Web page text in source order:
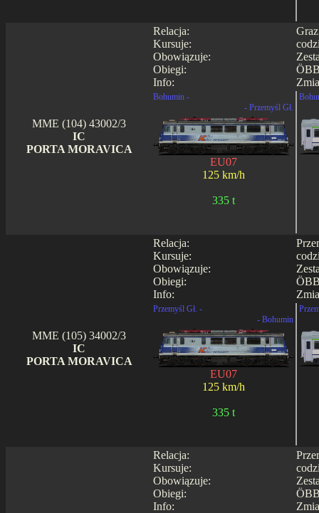
Relacja:
Kursuje:
Obowiązuje:
Obiegi:
Info:
MME (104) 43002/3
IC
PORTA MORAVICA
Bohumin -
- Przemyśl Gł.
EU07
125 km/h
335 t
Relacja:
Kursuje:
Obowiązuje:
Obiegi:
Info:
MME (105) 34002/3
IC
PORTA MORAVICA
Przemyśl Gł. -
- Bohumin
EU07
125 km/h
335 t
Relacja:
Kursuje:
Obowiązuje:
Obiegi:
Info: